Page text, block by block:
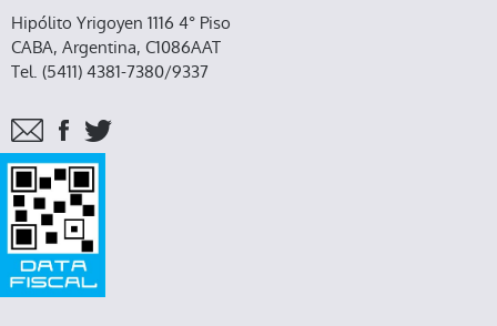
Hipólito Yrigoyen 1116 4° Piso
CABA, Argentina, C1086AAT
Tel. (5411) 4381-7380/9337